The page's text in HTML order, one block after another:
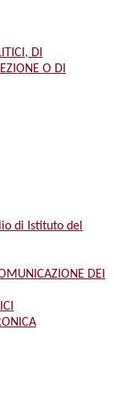
DI
O DI
di Istituto del
DEI